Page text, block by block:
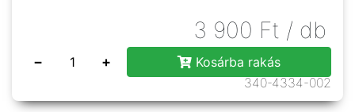
3 900 Ft / db
− +
Kosárba rakás
340-4334-002